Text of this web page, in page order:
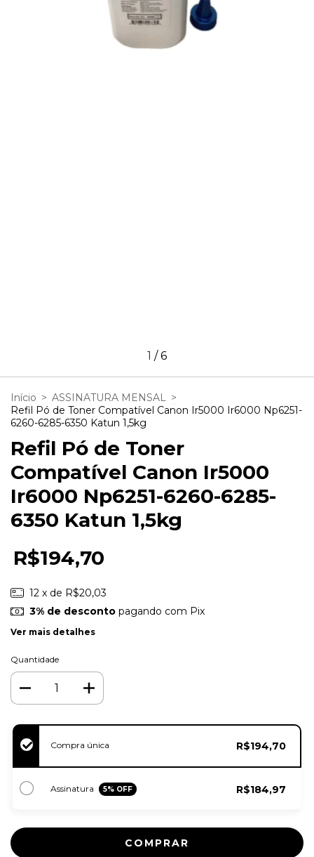
1 /6
Início > ASSINATURA MENSAL
>
Refil Pó de Toner Compatível Canon Ir5000 Ir6000 Np6251-
6260-6285-6350 Katun 1,5kg
Refil Pó de Toner
Compatível Canon Ir5000
Ir6000 Np6251-6260-6285-
6350 Katun 1,5kg
R$194,70
12 x de R$20,03
3% de descontopagando com Pix
Ver mais detalhes
Quantidade
Compra única R$194,70
Assinatura 5% OFF R$184,97